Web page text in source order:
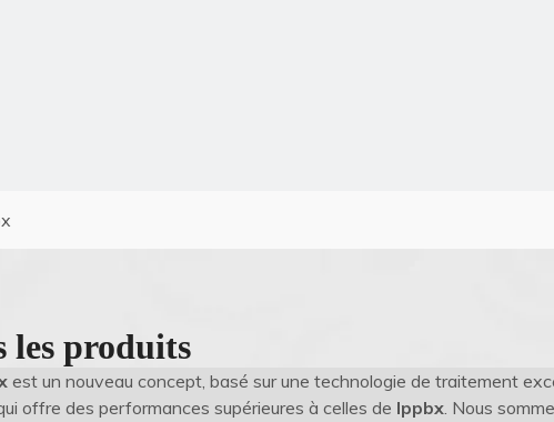
les produits
est un nouveau concept, basé sur une technologie de traitement
offre des performances supérieures à celles de Ippbx. Nous